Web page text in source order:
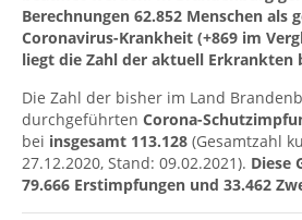
Berechnungen 62.852 Menschen als
Coronavirus-Krankheit (+869 im
liegt die Zahl der aktuell Erkrankten
Die Zahl der bisher im Land
durchgeführten Corona-
bei insgesamt 113.128 (Gesamtzahl
27.12.2020, Stand: 09.02.2021). Diese
79.666 Erstimpfungen und 33.462